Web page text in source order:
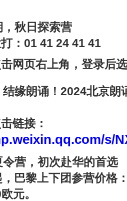
秋日探索营
：01 41 24 41 41
网页右上角，登录后
缘朗诵！2024北京朗
链接：
s/
营，初次赴华的首选
巴黎上下团参营价格
元。